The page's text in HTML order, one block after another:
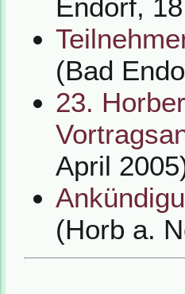
Endorf,
(Bad
23.
April
(Horb a.